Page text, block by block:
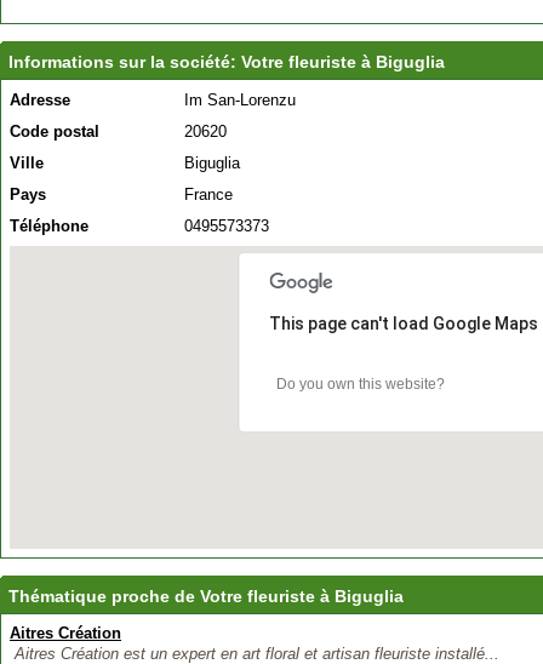
Informations sur la société: Votre fleuriste à Biguglia
Adresse
Im San-Lorenzu
Code postal
20620
Ville
Biguglia
Pays
France
Téléphone
0495573373
This page can't load Google
Do you own this website?
Thématique proche de Votre fleuriste à Biguglia
Aitres Création
Aitres Création est un expert en art floral et artisan fleuriste installé...